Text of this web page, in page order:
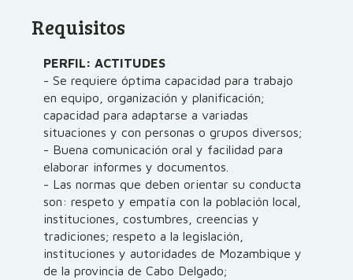
Requisitos
PERFIL: ACTITUDES
- Se requiere óptima capacidad para trabajo
en equipo, organización y planificación;
capacidad para adaptarse a variadas
situaciones y con personas o grupos diversos;
- Buena comunicación oral y facilidad para
elaborar informes y documentos.
- Las normas que deben orientar su conducta
son: respeto y empatía con la población local,
instituciones, costumbres, creencias y
tradiciones; respeto a la legislación,
instituciones y autoridades de Mozambique y
de la provincia de Cabo Delgado;